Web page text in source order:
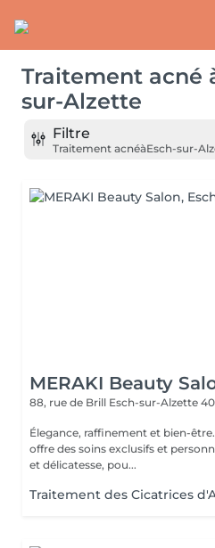
Traitement acné
sur-Alzette
Filtre
Traitement acnéàEsch-sur-
MERAKI Beauty
88, rue de Brill Esch-sur-Alzette
Élegance, raffinement et bien-
offre des soins exclusifs et
et délicatesse, pou...
Traitement des Cicatrices